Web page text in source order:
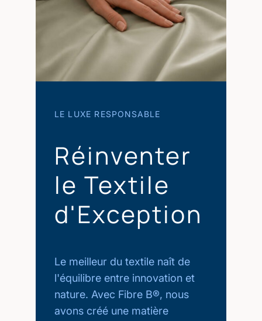
LE LUXE RESPONSABLE
Réinventer
le Textile
d'Exception
Le meilleur du textile naît de
l'équilibre entre innovation et
nature. Avec Fibre B®, nous
avons créé une matière